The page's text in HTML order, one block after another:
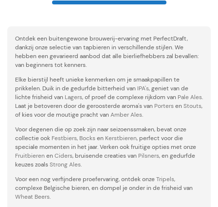
Ontdek een buitengewone brouwerij-ervaring met PerfectDraft,
dankzij onze selectie van tapbieren in verschillende stijlen. We
hebben een gevarieerd aanbod dat alle bierliefhebbers zal bevallen:
van beginners tot kenners.
Elke bierstijl heeft unieke kenmerken om je smaakpapillen te
prikkelen. Duik in de gedurfde bitterheid van IPA's, geniet van de
lichte frisheid van Lagers, of proef de complexe rijkdom van Pale Ales.
Laat je betoveren door de geroosterde aroma's van PortersenStouts,
of kies voor de moutige pracht vanAmber Ales.
Voor degenen die op zoek zijn naar seizoenssmaken, bevat onze
collectie ook Festbiers, Bocksen Kerstbieren, perfect voor die
speciale momenten in het jaar. Verken ook fruitige opties met onze
Fruitbieren enCiders, bruisende creaties van Pilsners, en gedurfde
keuzes zoalsStrong Ales.
Voor een nog verfijndere proefervaring, ontdek onzeTripels,
complexe Belgische bieren, en dompel je onder in de frisheid van
Wheat Beers.